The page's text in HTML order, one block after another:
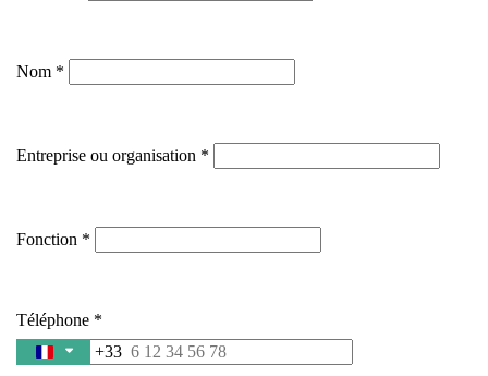
Nom
Entreprise ou organisation
Fonction
Téléphone
France
+33